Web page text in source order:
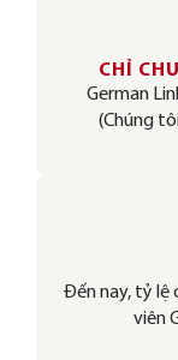
CHỈ
German
(Chúng
Đến nay, tỷ lệ
viên